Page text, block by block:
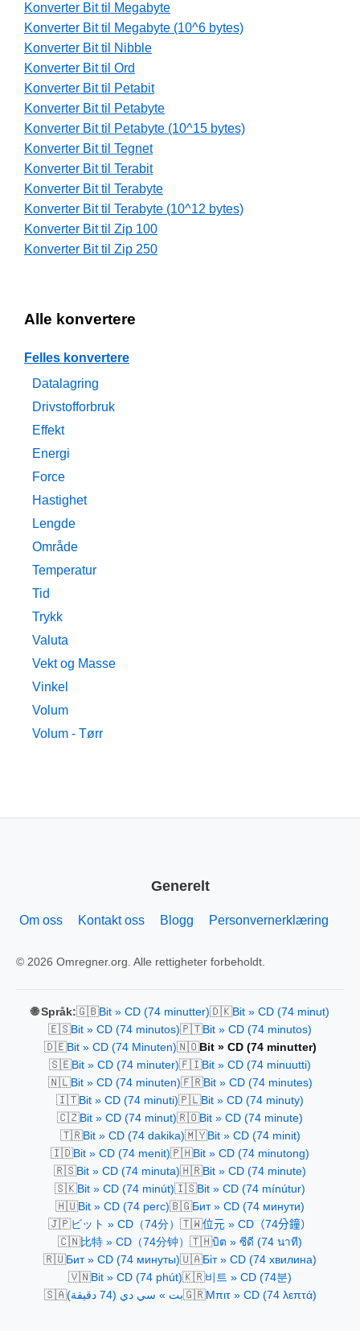
Konverter Bit til Megabyte
Konverter Bit til Megabyte (10^6 bytes)
Konverter Bit til Nibble
Konverter Bit til Ord
Konverter Bit til Petabit
Konverter Bit til Petabyte
Konverter Bit til Petabyte (10^15 bytes)
Konverter Bit til Tegnet
Konverter Bit til Terabit
Konverter Bit til Terabyte
Konverter Bit til Terabyte (10^12 bytes)
Konverter Bit til Zip 100
Konverter Bit til Zip 250
Alle konvertere
Felles konvertere
Datalagring
Drivstofforbruk
Effekt
Energi
Force
Hastighet
Lengde
Område
Temperatur
Tid
Trykk
Valuta
Vekt og Masse
Vinkel
Volum
Volum - Tørr
Generelt
Om oss Kontakt oss Blogg Personvernerklæring
© 2026 Omregner.org. Alle rettigheter forbeholdt.
🌐 Språk:🇬🇧Bit » CD (74 minutter)🇩🇰Bit » CD (74 minut)
🇪🇸Bit » CD (74 minutos)🇵🇹Bit » CD (74 minutos)
🇩🇪Bit » CD (74 Minuten)🇳🇴Bit » CD (74 minutter)
🇸🇪Bit » CD (74 minuter)🇫🇮Bit » CD (74 minuutti)
🇳🇱Bit » CD (74 minuten)🇫🇷Bit » CD (74 minutes)
🇮🇹Bit » CD (74 minuti)🇵🇱Bit » CD (74 minuty)
🇨🇿Bit » CD (74 minut)🇷🇴Bit » CD (74 minute)
🇹🇷Bit » CD (74 dakika)🇲🇾Bit » CD (74 minit)
🇮🇩Bit » CD (74 menit)🇵🇭Bit » CD (74 minutong)
🇷🇸Bit » CD (74 minuta)🇭🇷Bit » CD (74 minute)
🇸🇰Bit » CD (74 minút)🇮🇸Bit » CD (74 mínútur)
🇭🇺Bit » CD (74 perc)🇧🇬Бит » CD (74 минути)
🇯🇵ビット » CD（74分） 🇹🇼位元 » CD（74分鐘）
🇨🇳比特 » CD（74分钟） 🇹🇭บิต » ซีดี (74 นาที)
🇷🇺Бит » CD (74 минуты)🇺🇦Біт » CD (74 хвилина)
🇻🇳Bit » CD (74 phút)🇰🇷비트 » CD (74분)
🇸🇦 بت » سي دي (74 دقيقة)🇬🇷Μπιτ » CD (74 λεπτά)